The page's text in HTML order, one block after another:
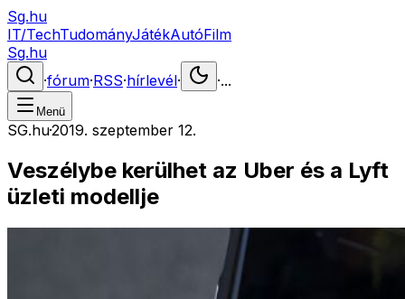
Sg.hu
IT/TechTudományJátékAutóFilm
Sg.hu
·fórum·RSS·hírlevél· ·...
Menü
SG.hu·2019. szeptember 12.
Veszélybe kerülhet az Uber és a Lyft
üzleti modellje